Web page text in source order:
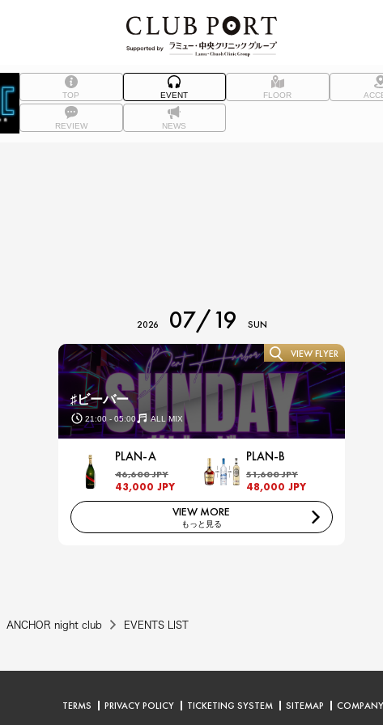
TOP EVENT FLOOR
REVIEW NEWS
2026 07/19 SUN
♯ビーバー
21:00 - 05:00 ALL MIX
VIEW FLYER
PLAN-A
46,600 JPY
43,000 JPY
PLAN-B
51,600 JPY
48,000 JPY
VIEW MORE
もっと見る
ANCHOR night club EVENTS LIST
TERMS PRIVACY POLICY TICKETING SYSTEM SITEMAP COMPANY